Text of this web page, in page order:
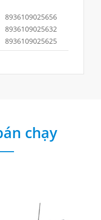
8936109025656
8936109025632
8936109025625
chạy